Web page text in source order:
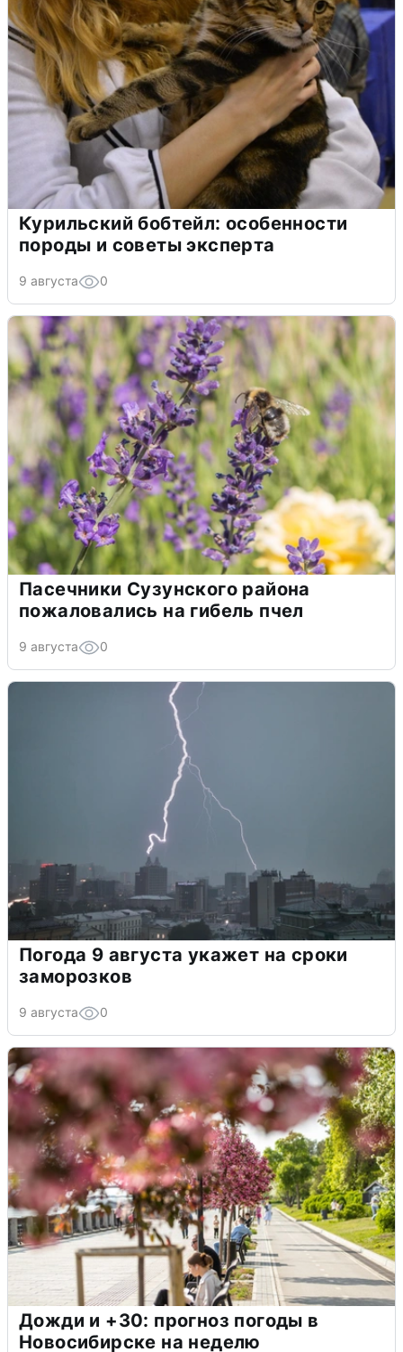
Курильский бобтейл: особенности
породы и советы эксперта
9 августа 0
Пасечники Сузунского района
пожаловались на гибель пчел
9 августа 0
Погода 9 августа укажет на сроки
заморозков
9 августа 0
Дожди и +30: прогноз погоды в
Новосибирске на неделю